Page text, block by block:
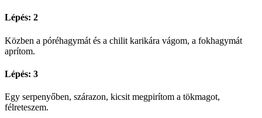
Lépés: 2
Közben a póréhagymát és a chilit karikára vágom, a fokhagymát
aprítom.
Lépés: 3
Egy serpenyőben, szárazon, kicsit megpirítom a tökmagot,
félreteszem.